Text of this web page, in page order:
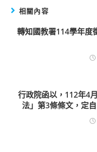
相關內容
轉知國教署114學年度
行政院函以，112年4
法」第3條條文，定